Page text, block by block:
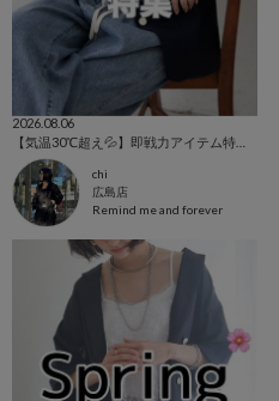
2026.08.06
chi
広島店
Remind me and forever